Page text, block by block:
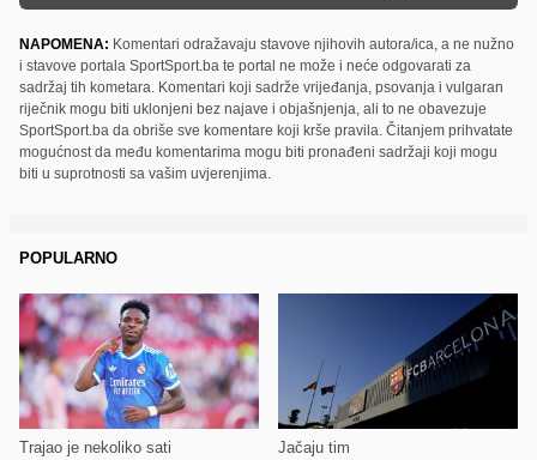
NAPOMENA: Komentari odražavaju stavove njihovih autora/ica, a ne nužno
i stavove portala SportSport.ba te portal ne može i neće odgovarati za
sadržaj tih kometara. Komentari koji sadrže vrijeđanja, psovanja i vulgaran
riječnik mogu biti uklonjeni bez najave i objašnjenja, ali to ne obavezuje
SportSport.ba da obriše sve komentare koji krše pravila. Čitanjem prihvatate
mogućnost da među komentarima mogu biti pronađeni sadržaji koji mogu
biti u suprotnosti sa vašim uvjerenjima.
POPULARNO
Trajao je nekoliko sati Jačaju tim